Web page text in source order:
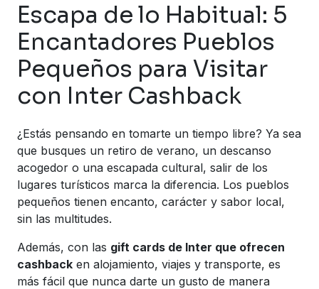
Escapa de lo Habitual: 5
Encantadores Pueblos
Pequeños para Visitar
con Inter Cashback
¿Estás pensando en tomarte un tiempo libre? Ya sea
que busques un retiro de verano, un descanso
acogedor o una escapada cultural, salir de los
lugares turísticos marca la diferencia. Los pueblos
pequeños tienen encanto, carácter y sabor local,
sin las multitudes.
Además, con las gift cards de Inter que ofrecen
cashback en alojamiento, viajes y transporte, es
más fácil que nunca darte un gusto de manera